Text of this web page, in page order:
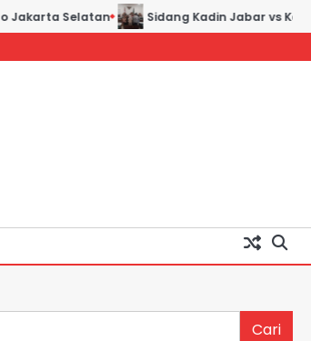
Selatan Sidang Kadin Jabar vs Kadin
Cari